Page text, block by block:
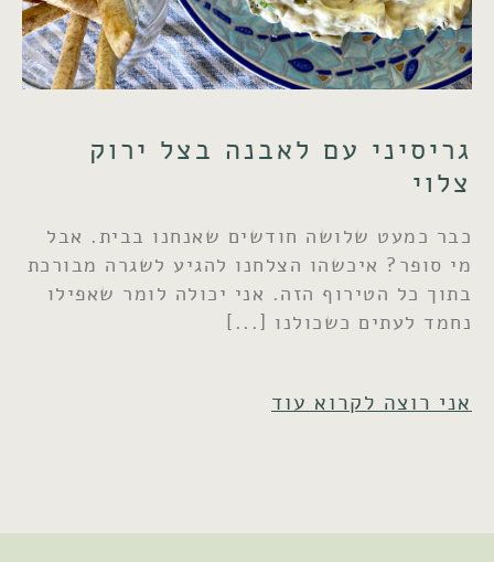
גריסיני עם לאבנה בצל ירוק
צלוי
כבר כמעט שלושה חודשים שאנחנו בבית. אבל
מי סופר? איכשהו הצלחנו להגיע לשגרה מבורכת
בתוך כל הטירוף הזה. אני יכולה לומר שאפילו
נחמד לעתים כשכולנו
אני רוצה לקרוא עוד